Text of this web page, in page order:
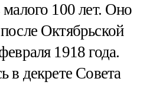
100 лет. Оно
Октябрьской
1918 года.
в декрете Совета